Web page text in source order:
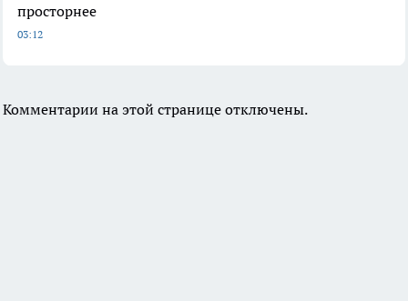
просторнее
03:12
Комментарии на этой странице отключены.